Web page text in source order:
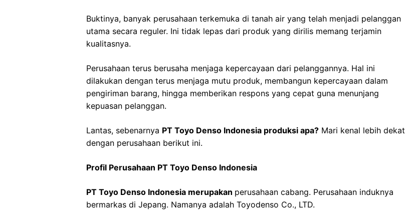
Buktinya, banyak perusahaan terkemuka di tanah air yang telah menjadi pelanggan
utama secara reguler. Ini tidak lepas dari produk yang dirilis memang terjamin
kualitasnya.
Perusahaan terus berusaha menjaga kepercayaan dari pelanggannya. Hal ini
dilakukan dengan terus menjaga mutu produk, membangun kepercayaan dalam
pengiriman barang, hingga memberikan respons yang cepat guna menunjang
kepuasan pelanggan.
Lantas, sebenarnya PT Toyo Denso Indonesia produksi apa? Mari kenal lebih dekat
dengan perusahaan berikut ini.
Profil Perusahaan PT Toyo Denso Indonesia
PT Toyo Denso Indonesia merupakan perusahaan cabang. Perusahaan induknya
bermarkas di Jepang. Namanya adalah Toyodenso Co., LTD.